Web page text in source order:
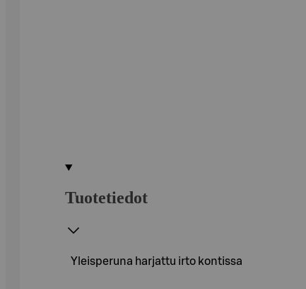
Tuotetiedot
Yleisperuna harjattu irto kontissa